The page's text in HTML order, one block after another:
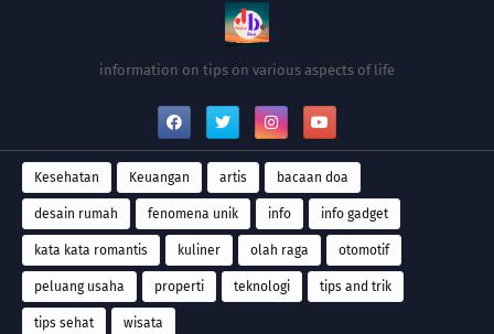
information on tips on various aspects of life
Kesehatan Keuangan artis bacaan doa
desain rumah fenomena unik info info gadget
kata kata romantis kuliner olah raga otomotif
peluang usaha properti teknologi tips and trik
tips sehat wisata